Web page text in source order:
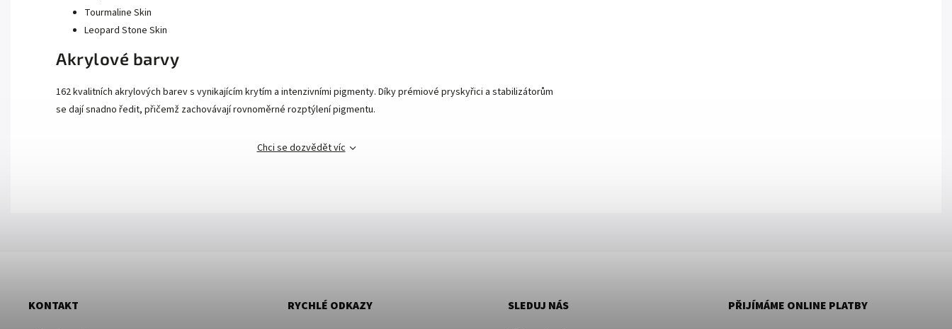
Tourmaline Skin
Leopard Stone Skin
Akrylové barvy
162 kvalitních akrylových barev s vynikajícím krytím a intenzivními pigmenty. Díky prémiové pryskyřici a stabilizátorům
se dají snadno ředit, přičemž zachovávají rovnoměrné rozptýlení pigmentu.
Chci se dozvědět víc
KONTAKT RYCHLÉ ODKAZY SLEDUJ NÁS PŘIJÍMÁME ONLINE PLATBY